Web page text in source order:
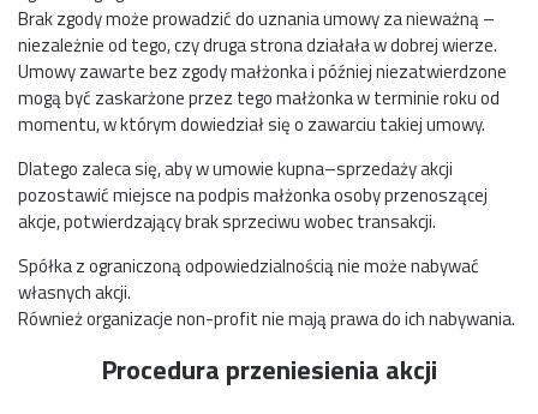
Brak zgody może prowadzić do uznania umowy za nieważną –
niezależnie od tego, czy druga strona działała w dobrej wierze.
Umowy zawarte bez zgody małżonka i później niezatwierdzone
mogą być zaskarżone przez tego małżonka w terminie roku od
momentu, w którym dowiedział się o zawarciu takiej umowy.
Dlatego zaleca się, aby w umowie kupna–sprzedaży akcji
pozostawić miejsce na podpis małżonka osoby przenoszącej
akcje, potwierdzający brak sprzeciwu wobec transakcji.
Spółka z ograniczoną odpowiedzialnością nie może nabywać
własnych akcji.
Również organizacje non-profit nie mają prawa do ich nabywania.
Procedura przeniesienia akcji